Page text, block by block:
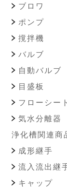
ブロワ
ポンプ
撹拌機
バルブ
自動バルブ
目盛板
フローシート
気水分離器
浄化槽関連商
成形継手
流入流出継
キャップ